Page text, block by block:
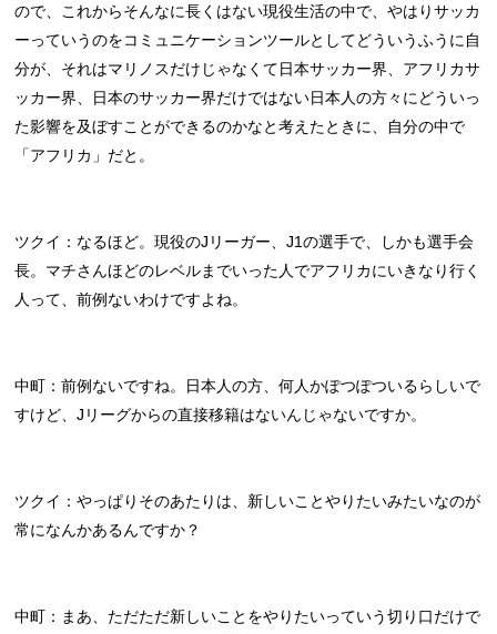
ので、これからそんなに長くはない現役生活の中で、やはりサッカ
ーっていうのをコミュニケーションツールとしてどういうふうに自
分が、それはマリノスだけじゃなくて日本サッカー界、アフリカサ
ッカー界、日本のサッカー界だけではない日本人の方々にどういっ
た影響を及ぼすことができるのかなと考えたときに、自分の中で
「アフリカ」だと。
ツクイ：なるほど。現役のJリーガー、J1の選手で、しかも選手会
長。マチさんほどのレベルまでいった人でアフリカにいきなり行く
人って、前例ないわけですよね。
中町：前例ないですね。日本人の方、何人かぽつぽついるらしいで
すけど、Jリーグからの直接移籍はないんじゃないですか。
ツクイ：やっぱりそのあたりは、新しいことやりたいみたいなのが
常になんかあるんですか？
中町：まあ、ただただ新しいことをやりたいっていう切り口だけで